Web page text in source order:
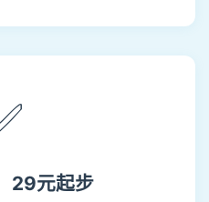
29元起步